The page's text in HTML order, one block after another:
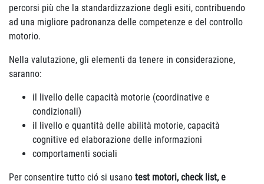
percorsi più che la standardizzazione degli esiti, contribuendo
ad una migliore padronanza delle competenze e del controllo
motorio.
Nella valutazione, gli elementi da tenere in considerazione,
saranno:
il livello delle capacità motorie (coordinative e
condizionali)
il livello e quantità delle abilità motorie, capacità
cognitive ed elaborazione delle informazioni
comportamenti sociali
Per consentire tutto ció si usano test motori, check list, e